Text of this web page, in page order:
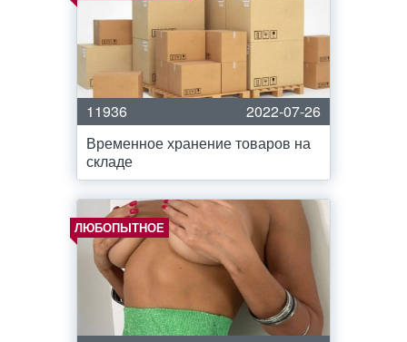
11936
2022-07-26
Временное хранение товаров на
складе
ЛЮБОПЫТНОЕ